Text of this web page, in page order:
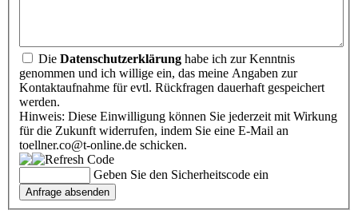
Die Datenschutzerklärung habe ich zur Kenntnis
genommen und ich willige ein, das meine Angaben zur
Kontaktaufnahme für evtl. Rückfragen dauerhaft gespeichert
werden.
Hinweis: Diese Einwilligung können Sie jederzeit mit Wirkung
für die Zukunft widerrufen, indem Sie eine E-Mail an
toellner.co@t-online.de schicken.
Geben Sie den Sicherheitscode ein